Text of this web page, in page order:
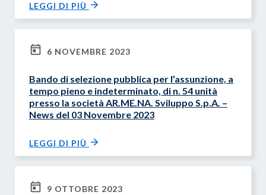
LEGGI DI PIÙ
6 NOVEMBRE 2023
Bando di selezione pubblica per l’assunzione, a
tempo pieno e indeterminato, di n. 54 unità
presso la società AR.ME.NA. Sviluppo S.p.A. –
News del 03 Novembre 2023
LEGGI DI PIÙ
9 OTTOBRE 2023